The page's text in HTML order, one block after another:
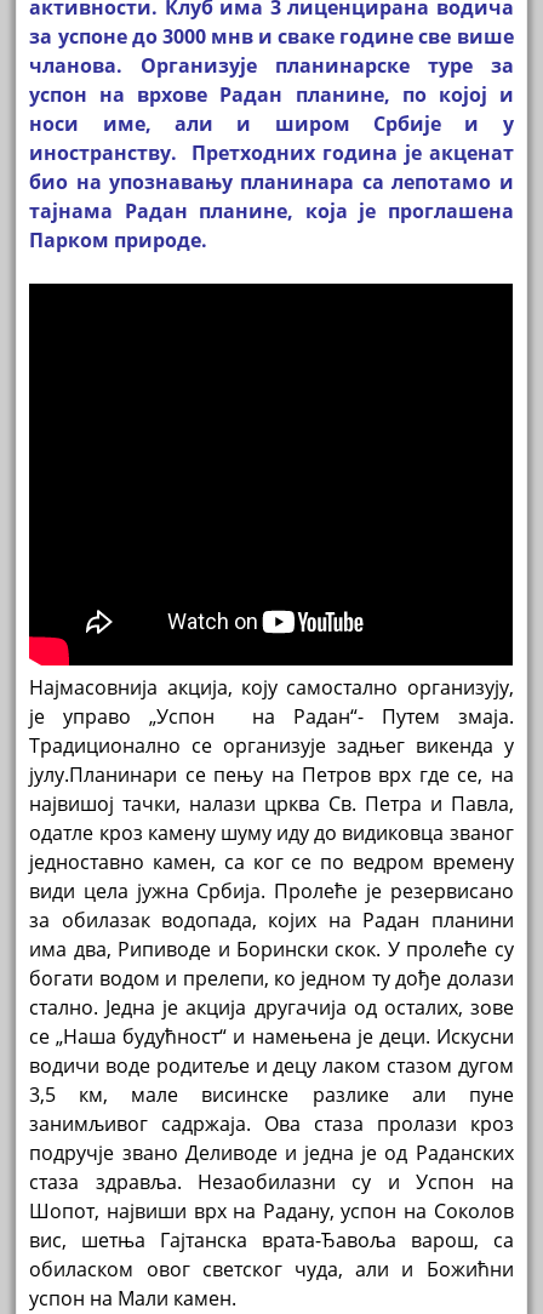
активности. Клуб има 3 лиценцирана водича
за успоне до 3000 мнв и сваке године све више
чланова. Организује планинарске туре за
успон на врхове Радан планине, по којој и
носи име, али и широм Србије и у
иностранству. Претходних година је акценат
био на упознавању планинара са лепотамо и
тајнама Радан планине, која је проглашена
Парком природе.
Најмасовнија акција, коју самостално организују,
је управо „Успон на Радан“- Путем змаја.
Традиционално се организује задњег викенда у
јулу.Планинари се пењу на Петров врх где се, на
највишој тачки, налази црква Св. Петра и Павла,
одатле кроз камену шуму иду до видиковца званог
једноставно камен, са ког се по ведром времену
види цела јужна Србија. Пролеће је резервисано
за обилазак водопада, којих на Радан планини
има два, Рипиводе и Борински скок. У пролеће су
богати водом и прелепи, ко једном ту дође долази
стално. Једна је акција другачија од осталих, зове
се „Наша будућност“ и намењена је деци. Искусни
водичи воде родитеље и децу лаком стазом дугом
3,5 км, мале висинске разлике али пуне
занимљивог садржаја. Ова стаза пролази кроз
подручје звано Деливоде и једна је од Раданских
стаза здравља. Незаобилазни су и Успон на
Шопот, највиши врх на Радану, успон на Соколов
вис, шетња Гајтанска врата-Ђавоља варош, са
обиласком овог светског чуда, али и Божићни
успон на Мали камен.